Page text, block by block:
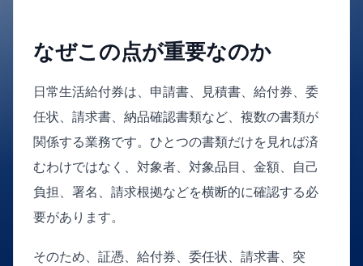
なぜこの点が重要なのか
日常生活給付券は、申請書、見積書、給付券、委
任状、請求書、納品確認書類など、複数の書類が
関係する業務です。ひとつの書類だけを見れば済
むわけではなく、対象者、対象品目、金額、自己
負担、署名、請求根拠などを横断的に確認する必
要があります。
そのため、証憑、給付券、委任状、請求書、突